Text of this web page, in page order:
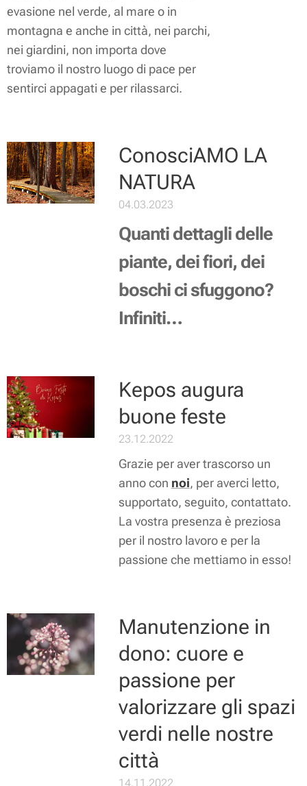
evasione nel verde, al mare o in
montagna e anche in città, nei parchi,
nei giardini, non importa dove
troviamo il nostro luogo di pace per
sentirci appagati e per rilassarci.
ConosciAMO LA
NATURA
04.03.2023
Quanti dettagli delle
piante, dei fiori, dei
boschi ci sfuggono?
Infiniti…
Kepos augura
buone feste
23.12.2022
Grazie per aver trascorso un
anno con noi, per averci letto,
supportato, seguito, contattato.
La vostra presenza è preziosa
per il nostro lavoro e per la
passione che mettiamo in esso!
Manutenzione in
dono: cuore e
passione per
valorizzare gli spazi
verdi nelle nostre
città
14.11.2022